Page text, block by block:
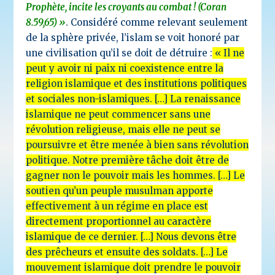
Prophète, incite les croyants au combat ! (Coran
8.59,65) ». Considéré comme relevant seulement
de la sphère privée, l’islam se voit honoré par
une civilisation qu’il se doit de détruire : « Il ne
peut y avoir ni paix ni coexistence entre la
religion islamique et des institutions politiques
et sociales non-islamiques. […] La renaissance
islamique ne peut commencer sans une
révolution religieuse, mais elle ne peut se
poursuivre et être menée à bien sans révolution
politique. Notre première tâche doit être de
gagner non le pouvoir mais les hommes. […] Le
soutien qu’un peuple musulman apporte
effectivement à un régime en place est
directement proportionnel au caractère
islamique de ce dernier. […] Nous devons être
des prêcheurs et ensuite des soldats. […] Le
mouvement islamique doit prendre le pouvoir